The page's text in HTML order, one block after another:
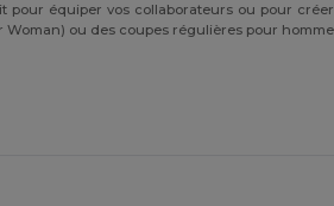
pour équiper vos collaborateurs ou pour
ou des coupes régulières pour